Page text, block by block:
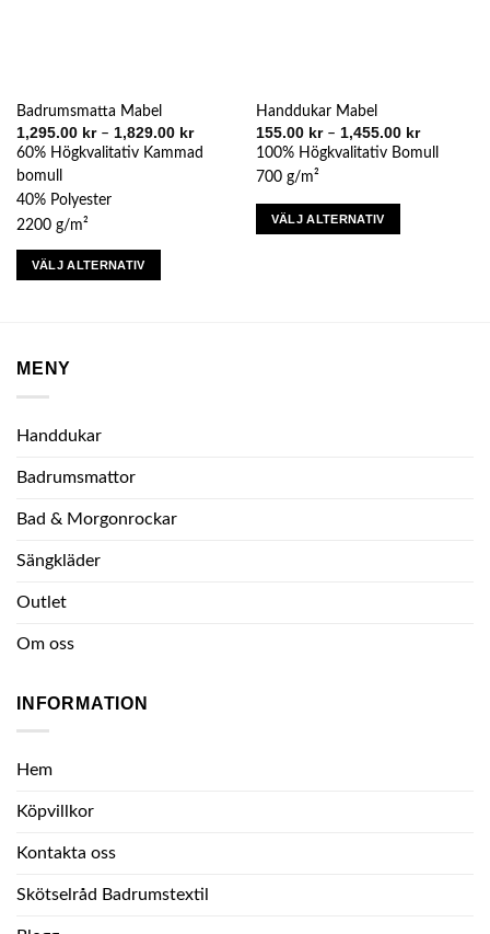
Badrumsmatta Mabel
1,295.00 kr – 1,829.00 krPrisintervall:
1,295.00 kr
till
1,829.00 kr
60% Högkvalitativ Kammad
bomull
40% Polyester
2200 g/m²
VÄLJ ALTERNATIV
har
De
alternativen
väljas
produktsidan
Handdukar Mabel
155.00 kr – 1,455.00 kr
155.00 kr
till
100% Högkvalitativ Bomull
700 g/m²
VÄLJ ALTERNATIV
MENY
Handdukar
Badrumsmattor
Bad & Morgonrockar
Sängkläder
Outlet
Om oss
INFORMATION
Hem
Köpvillkor
Kontakta oss
Skötselråd Badrumstextil